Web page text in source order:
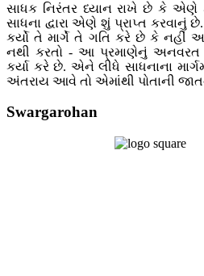
સાધક નિરંતર ધ્યાન રાખે છે કે એણે
સાધના દ્વારા એણે શું પ્રાપ્ત કરવાનું
કર્યો તે માર્ગે તે ગતિ કરે છે કે નહીં
નથી કરતો - આ પ્રમાણેનું અનવરત
કર્યા કરે છે. એને લીધે સાધનાના
અંતરાય આવે તો એમાંથી પોતાની
Swargarohan